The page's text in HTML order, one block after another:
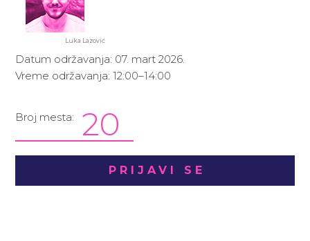
Luka Lazović
Datum održavanja: 07. mart 2026.
Vreme održavanja: 12:00–14:00
Broj mesta: 20
PRIJAVI SE